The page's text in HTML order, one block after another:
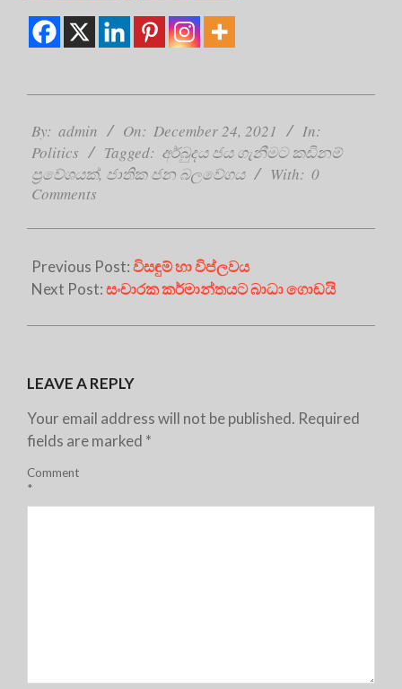
12-
24
By: admin On: December 24, 2021
In:
Politics
Tagged: අර්බුදය ජය ගැනීමට කඩිනම්
ප්‍රවේශයක්, ජාතික ජන බලවේගය With: 0
Comments
Previous Post:විසඳුම් හා විප්ලවය
Next Post:සංචාරක කර්මාන්තයට බාධා ගොඩයි
LEAVE A REPLY
Your email address will not be published. Required
fields are marked *
Comment
*